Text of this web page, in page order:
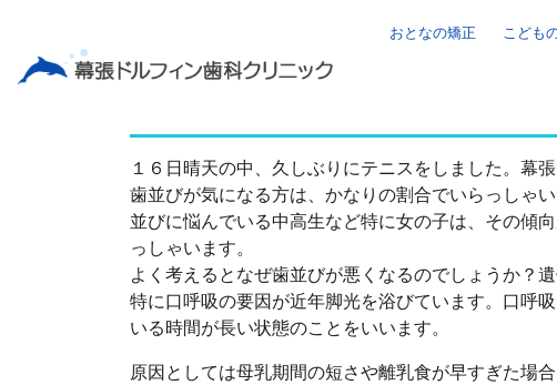
おとなの矯正 こども
１６日晴天の中、久しぶりにテニスをしました。幕
歯並びが気になる方は、かなりの割合でいらっしゃ
並びに悩んでいる中高生など特に女の子は、その傾
っしゃいます。
よく考えるとなぜ歯並びが悪くなるのでしょうか？
特に口呼吸の要因が近年脚光を浴びています。口呼
いる時間が長い状態のことをいいます。
原因としては母乳期間の短さや離乳食が早すぎた場